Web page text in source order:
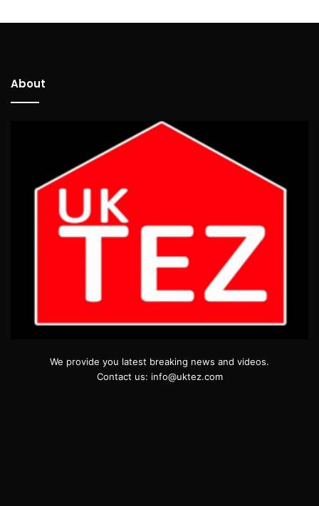
About
We provide you latest breaking news and videos.
Contact us: info@uktez.com